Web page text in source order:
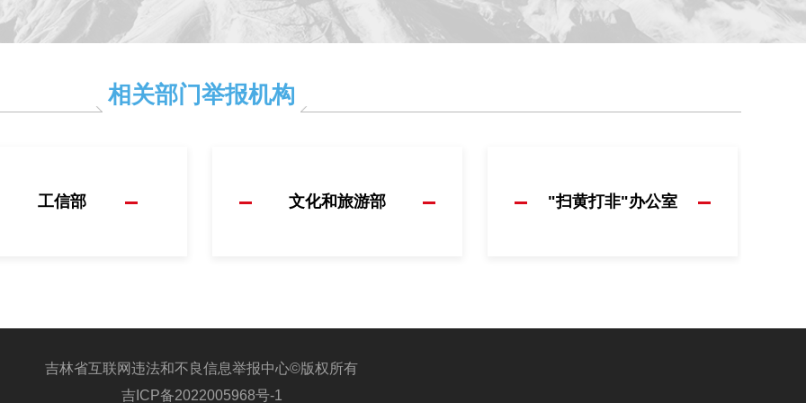
相关部门举报机构
工信部 文化和旅游部 "扫黄打非"办公室
吉林省互联网违法和不良信息举报中心©版权所有
吉ICP备2022005968号-1